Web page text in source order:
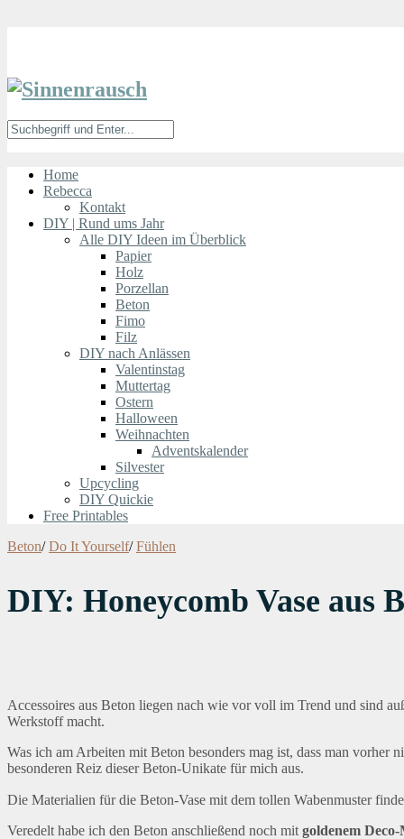
Home
Rebecca
Kontakt
DIY | Rund ums Jahr
Alle DIY Ideen im Überblick
Papier
Holz
Porzellan
Beton
Fimo
Filz
DIY nach Anlässen
Valentinstag
Muttertag
Ostern
Halloween
Weihnachten
Adventskalender
Silvester
Upcycling
DIY Quickie
Free Printables
Beton/ Do It Yourself/ Fühlen
DIY: Honeycomb Vase aus
Accessoires aus Beton liegen nach wie vor voll im Trend und sind
Werkstoff macht.
Was ich am Arbeiten mit Beton besonders mag ist, dass man vorher
besonderen Reiz dieser Beton-Unikate für mich aus.
Die Materialien für die Beton-Vase mit dem tollen Wabenmuster
Veredelt habe ich den Beton anschließend noch mit goldenem